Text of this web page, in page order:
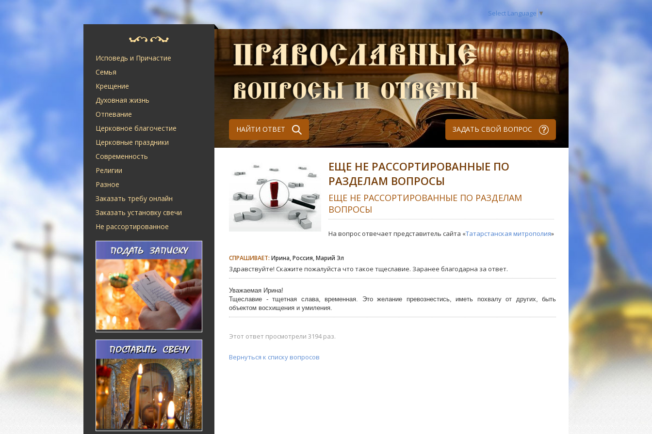
Select Language ▼
Исповедь и Причастие
Семья
Крещение
Духовная жизнь
Отпевание
Церковное благочестие
Церковные праздники
Современность
Религии
Разное
Заказать требу онлайн
Заказать установку свечи
Не рассортированное
НАЙТИ ОТВЕТ ЗАДАТЬ СВОЙ ВОПРОС
ЕЩЕ НЕ РАССОРТИРОВАННЫЕ ПО
РАЗДЕЛАМ ВОПРОСЫ
ЕЩЕ НЕ РАССОРТИРОВАННЫЕ ПО РАЗДЕЛАМ
ВОПРОСЫ
На вопрос отвечает представитель сайта «Татарстанская митрополия»
СПРАШИВАЕТ: Ирина, Россия, Марий Эл
Здравствуйте! Скажите пожалуйста что такое тщеславие. Заранее благодарна за ответ.
Уважаемая Ирина!
Тщеславие - тщетная слава, временная. Это желание превознестись, иметь похвалу от других, быть
объектом восхищения и умиления.
Этот ответ просмотрели 3194 раз.
Вернуться к списку вопросов